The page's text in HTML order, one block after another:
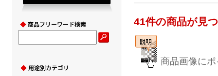
41件の商品が見
商品画像に